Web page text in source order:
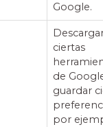
Google.
ciertas
de
guardar
por